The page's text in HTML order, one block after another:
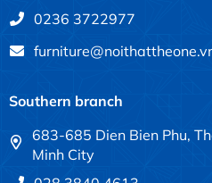
0236 3722977
Southern branch
683-685 Dien Bien Phu,
Minh City